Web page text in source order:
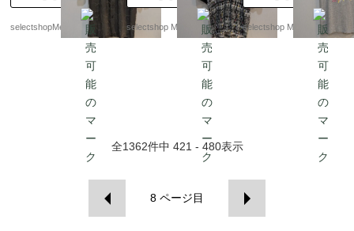
selectshopMerci.
アボタン1付 コットン
selectshop Merci. selectshop Merci.
全1362件中 421 - 480表示
8 ページ目